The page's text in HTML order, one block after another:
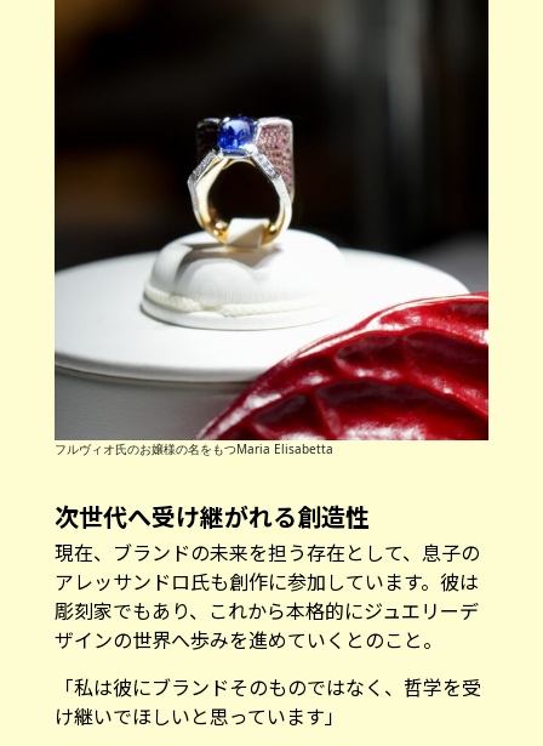
フルヴィオ氏のお嬢様の名をもつMaria Elisabetta
次世代へ受け継がれる創造性
現在、ブランドの未来を担う存在として、息子の
アレッサンドロ氏も創作に参加しています。彼は
彫刻家でもあり、これから本格的にジュエリーデ
ザインの世界へ歩みを進めていくとのこと。
「私は彼にブランドそのものではなく、哲学を受
け継いでほしいと思っています」